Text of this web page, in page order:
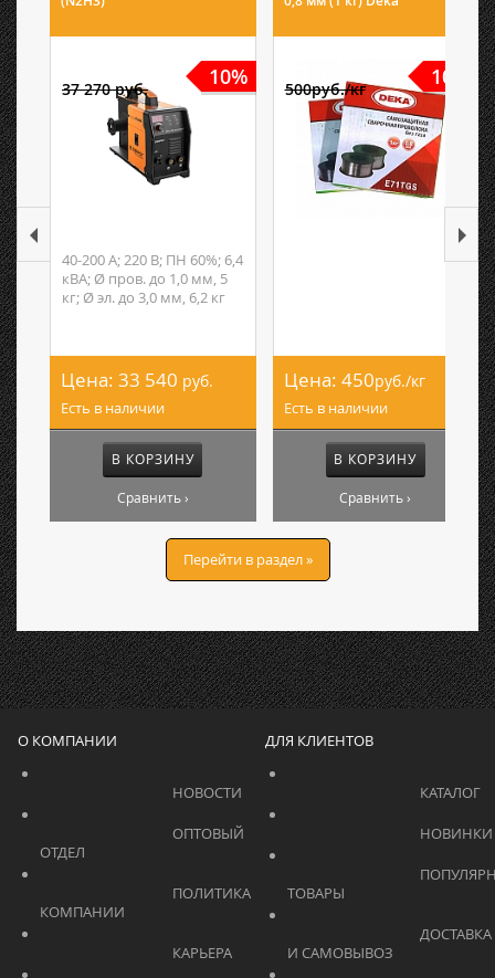
10%
37 270 руб.
40-200 А; 220 В; ПН 60%; 6,4
кВА; Ø пров. до 1,0 мм, 5
кг; Ø эл. до 3,0 мм, 6,2 кг
Цена: 33 540 руб.
Есть в наличии
В КОРЗИНУ
Сравнить ›
10%
500руб./кг
Цена: 450руб./кг
Есть в наличии
В КОРЗИНУ
Сравнить ›
Перейти в раздел »
О КОМПАНИИ
			    		КАРЬЕРА
ДЛЯ КЛИЕНТОВ